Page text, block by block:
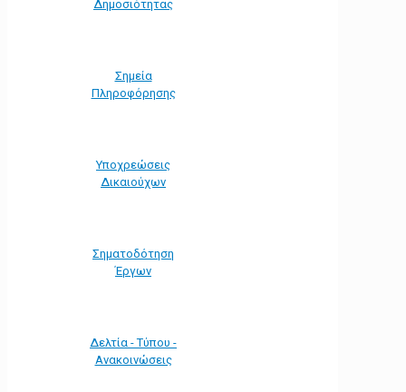
Δημοσιότητας
Σημεία
Πληροφόρησης
Υποχρεώσεις
Δικαιούχων
Σηματοδότηση
Έργων
Δελτία - Τύπου -
Ανακοινώσεις